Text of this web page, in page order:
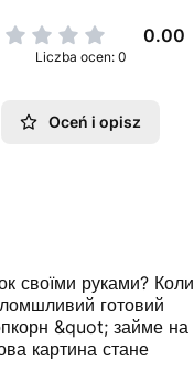
0.00
Liczba ocen: 0
Oceń i opisz
своїми руками? Коли
готовий
&quot; займе на
картина стане